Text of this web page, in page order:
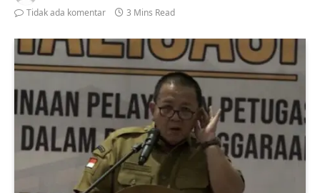
Tidak ada komentar
3 Mins Read